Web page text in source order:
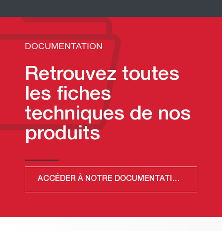
DOCUMENTATION
Retrouvez toutes
les fiches
techniques de nos
produits
ACCÉDER À NOTRE DOCUMENTATION